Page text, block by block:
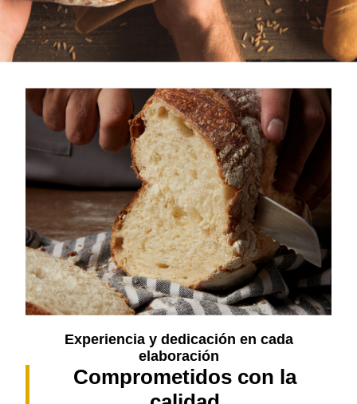
Experiencia y dedicación en cada
elaboración
Comprometidos con la